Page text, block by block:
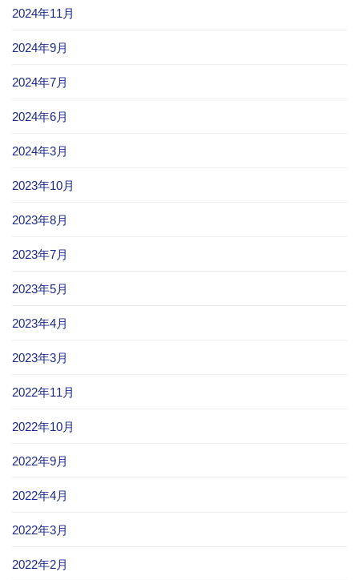
2024年11月
2024年9月
2024年7月
2024年6月
2024年3月
2023年10月
2023年8月
2023年7月
2023年5月
2023年4月
2023年3月
2022年11月
2022年10月
2022年9月
2022年4月
2022年3月
2022年2月